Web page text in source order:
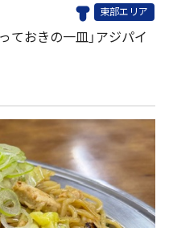
東部エリア
ておきの一皿」アジパイ